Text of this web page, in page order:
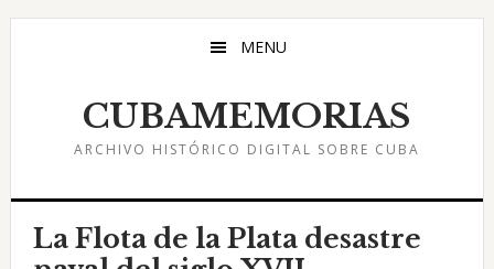
Saltar
Saltar
Saltar
MENU
CUBAMEMORIAS
ARCHIVO HISTÓRICO DIGITAL SOBRE CUBA
La Flota de la Plata desastre